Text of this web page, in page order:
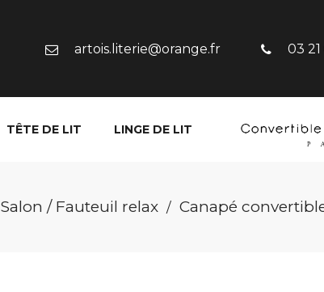
artois.literie@orange.fr 03 21
TÊTE DE LIT LINGE DE LIT
Salon / Fauteuil relax / Canapé